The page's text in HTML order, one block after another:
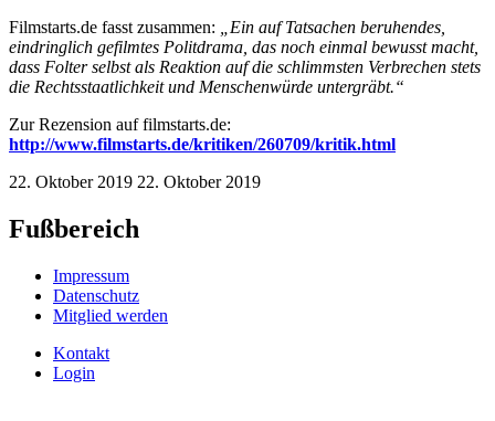
Filmstarts.de fasst zusammen:
„Ein auf Tatsachen beruhendes,
eindringlich gefilmtes Politdrama, das noch einmal bewusst macht,
dass Folter selbst als Reaktion auf die schlimmsten Verbrechen stets
die Rechtsstaatlichkeit und Menschenwürde untergräbt.“
Zur Rezension auf filmstarts.de:
http://www.filmstarts.de/kritiken/260709/kritik.html
22. Oktober 2019 22. Oktober 2019
Fußbereich
Impressum
Datenschutz
Mitglied werden
Kontakt
Login